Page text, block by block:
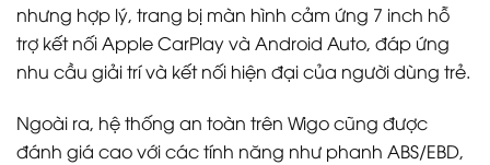
nhưng hợp lý, trang bị màn hình cảm ứng 7 inch hỗ
trợ kết nối Apple CarPlay và Android Auto, đáp ứng
nhu cầu giải trí và kết nối hiện đại của người dùng trẻ.
Ngoài ra, hệ thống an toàn trên Wigo cũng được
đánh giá cao với các tính năng như phanh ABS/EBD,